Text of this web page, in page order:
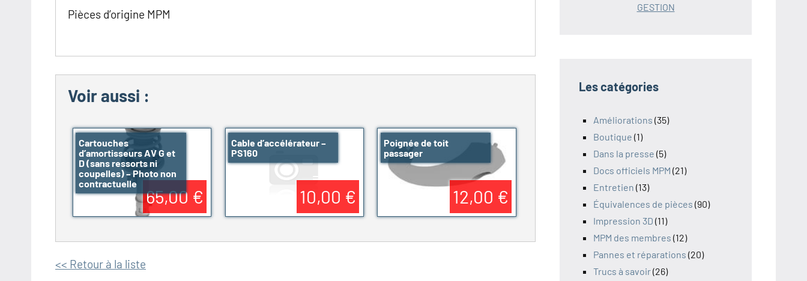
Pièces d’origine MPM
Voir aussi :
Cartouches
d’amortisseurs AV G et
D (sans ressorts ni
coupelles) – Photo non
contractuelle
65,00 €
Cable d’accélérateur –
PS160
10,00 €
Poignée de toit
passager
12,00 €
<< Retour à la liste
GESTION
Les catégories
Améliorations (35)
Boutique (1)
Dans la presse (5)
Docs officiels MPM (21)
Entretien (13)
Équivalences de pièces (90)
Impression 3D (11)
MPM des membres (12)
Pannes et réparations (20)
Trucs à savoir(26)